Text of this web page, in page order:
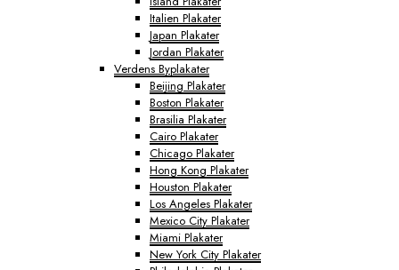
Italien Plakater
Japan Plakater
Jordan Plakater
Verdens Byplakater
Beijing Plakater
Boston Plakater
Brasilia Plakater
Cairo Plakater
Chicago Plakater
Hong Kong Plakater
Houston Plakater
Los Angeles Plakater
Mexico City Plakater
Miami Plakater
New York City Plakater